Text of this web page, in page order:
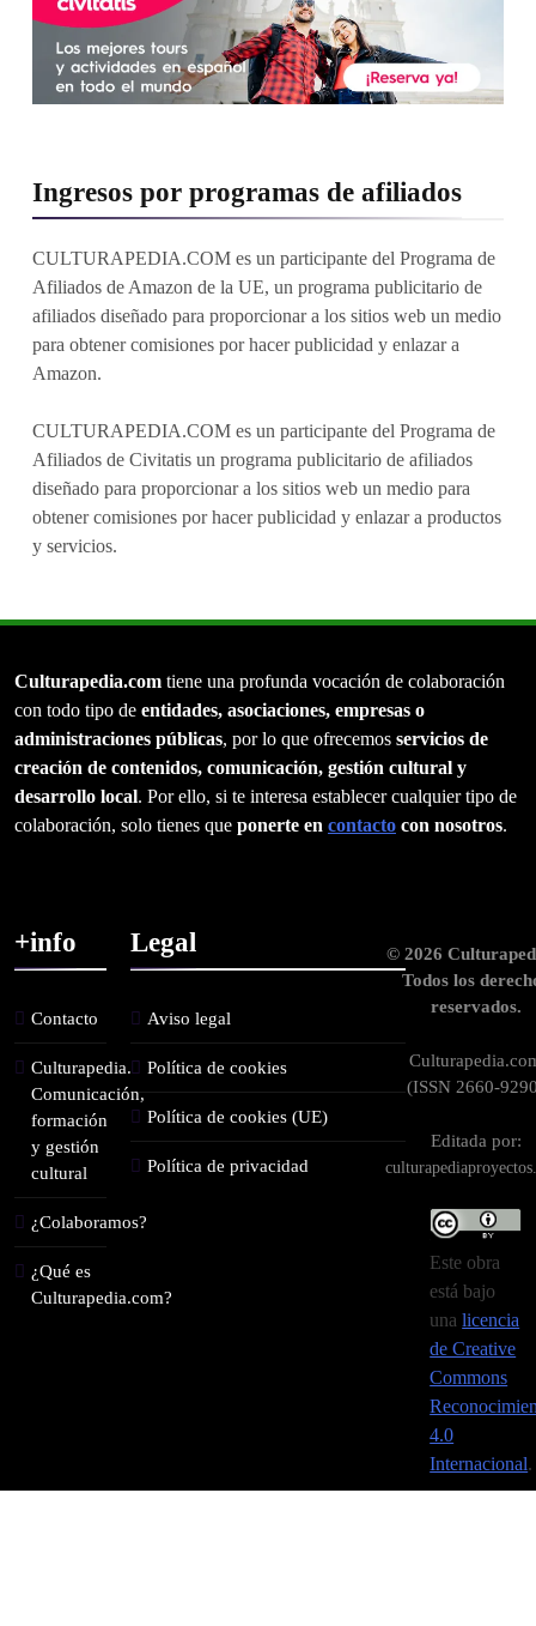
Ingresos por programas de afiliados
CULTURAPEDIA.COM es un participante del Programa de
Afiliados de Amazon de la UE, un programa publicitario de
afiliados diseñado para proporcionar a los sitios web un medio
para obtener comisiones por hacer publicidad y enlazar a
Amazon.
CULTURAPEDIA.COM es un participante del Programa de
Afiliados de Civitatis un programa publicitario de afiliados
diseñado para proporcionar a los sitios web un medio para
obtener comisiones por hacer publicidad y enlazar a productos
y servicios.
Culturapedia.com tiene una profunda vocación de colaboración
con todo tipo de entidades, asociaciones, empresas o
administraciones públicas, por lo que ofrecemos servicios de
creación de contenidos, comunicación, gestión cultural y
desarrollo local. Por ello, si te interesa establecer cualquier tipo de
colaboración, solo tienes que ponerte en contacto con nosotros.
+info
Contacto
Culturapedia.
Comunicación,
formación
y gestión
cultural
¿Colaboramos?
¿Qué es
Culturapedia.com?
Legal
Aviso legal
Política de cookies
Política de cookies (UE)
Política de privacidad
© 2026
Todos los
reservados.
(ISSN 2660-
Editada por:
Este obra
está bajo
unalicencia
de Creative
Commons
4.0
Internacional.